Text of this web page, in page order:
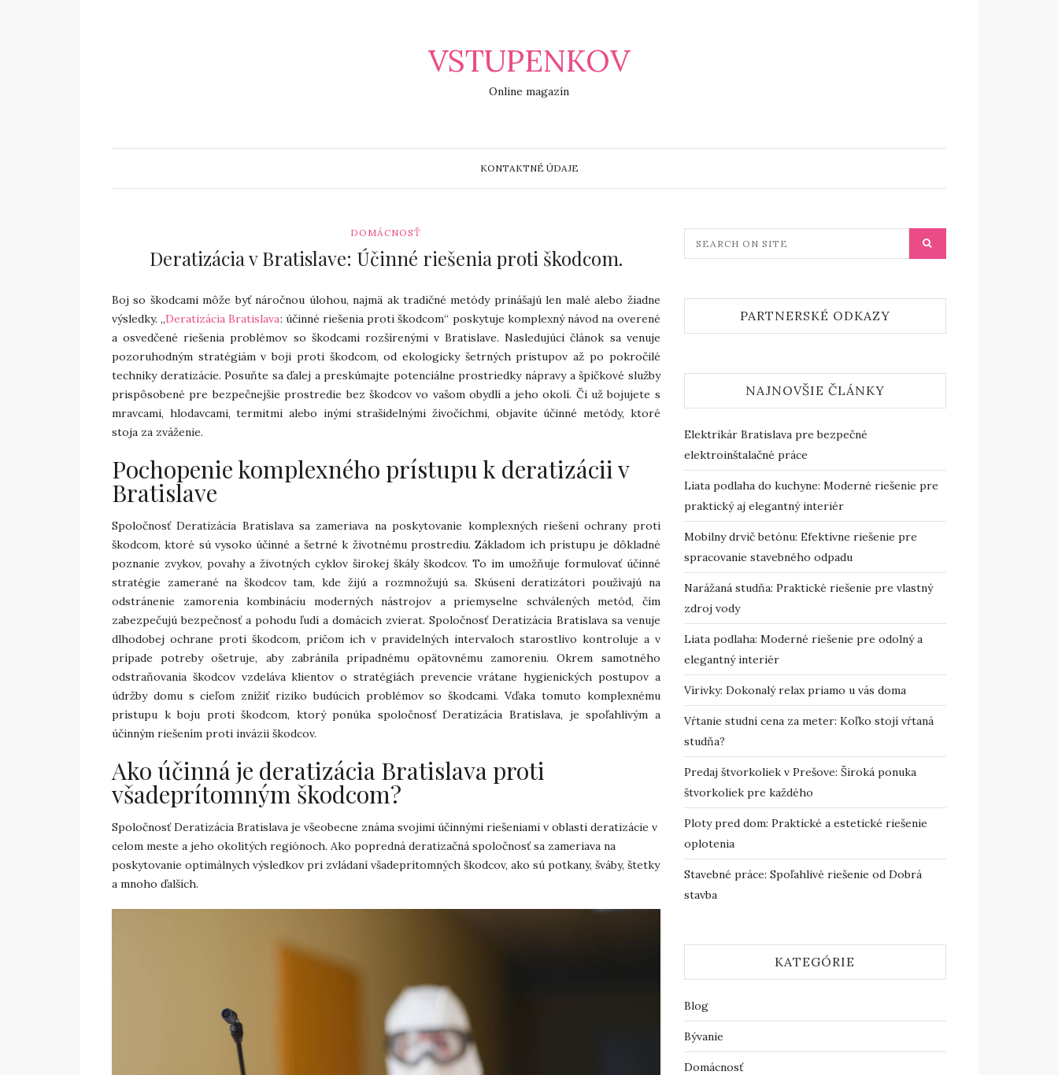
VSTUPENKOV
Online magazín
KONTAKTNÉ ÚDAJE
DOMÁCNOSŤ
Deratizácia v Bratislave: Účinné riešenia proti škodcom.
Boj so škodcami môže byť náročnou úlohou, najmä ak tradičné metódy prinášajú len malé alebo žiadne
výsledky. „Deratizácia Bratislava: účinné riešenia proti škodcom“ poskytuje komplexný návod na overené
a osvedčené riešenia problémov so škodcami rozšírenými v Bratislave. Nasledujúci článok sa venuje
pozoruhodným stratégiám v boji proti škodcom, od ekologicky šetrných prístupov až po pokročilé
techniky deratizácie. Posuňte sa ďalej a preskúmajte potenciálne prostriedky nápravy a špičkové služby
prispôsobené pre bezpečnejšie prostredie bez škodcov vo vašom obydlí a jeho okolí. Či už bojujete s
mravcami, hlodavcami, termitmi alebo inými strašidelnými živočíchmi, objavíte účinné metódy, ktoré
stoja za zváženie.
Pochopenie komplexného prístupu k deratizácii v
Bratislave
Spoločnosť Deratizácia Bratislava sa zameriava na poskytovanie komplexných riešení ochrany proti
škodcom, ktoré sú vysoko účinné a šetrné k životnému prostrediu. Základom ich prístupu je dôkladné
poznanie zvykov, povahy a životných cyklov širokej škály škodcov. To im umožňuje formulovať účinné
stratégie zamerané na škodcov tam, kde žijú a rozmnožujú sa. Skúsení deratizátori používajú na
odstránenie zamorenia kombináciu moderných nástrojov a priemyselne schválených metód, čím
zabezpečujú bezpečnosť a pohodu ľudí a domácich zvierat. Spoločnosť Deratizácia Bratislava sa venuje
dlhodobej ochrane proti škodcom, pričom ich v pravidelných intervaloch starostlivo kontroluje a v
prípade potreby ošetruje, aby zabránila prípadnému opätovnému zamoreniu. Okrem samotného
odstraňovania škodcov vzdeláva klientov o stratégiách prevencie vrátane hygienických postupov a
údržby domu s cieľom znížiť riziko budúcich problémov so škodcami. Vďaka tomuto komplexnému
prístupu k boju proti škodcom, ktorý ponúka spoločnosť Deratizácia Bratislava, je spoľahlivým a
účinným riešením proti invázii škodcov.
Ako účinná je deratizácia Bratislava proti
všadeprítomným škodcom?
Spoločnosť Deratizácia Bratislava je všeobecne známa svojimi účinnými riešeniami v oblasti deratizácie v
celom meste a jeho okolitých regiónoch. Ako popredná deratizačná spoločnosť sa zameriava na
poskytovanie optimálnych výsledkov pri zvládaní všadeprítomných škodcov, ako sú potkany, šváby, štetky
a mnoho ďalších.
PARTNERSKÉ ODKAZY
NAJNOVŠIE ČLÁNKY
Elektrikár Bratislava pre bezpečné
elektroinštalačné práce
Liata podlaha do kuchyne: Moderné riešenie pre
praktický aj elegantný interiér
Mobilny drvič betónu: Efektívne riešenie pre
spracovanie stavebného odpadu
Narážaná studňa: Praktické riešenie pre vlastný
zdroj vody
Liata podlaha: Moderné riešenie pre odolný a
elegantný interiér
Vírivky: Dokonalý relax priamo u vás doma
Vŕtanie studní cena za meter: Koľko stojí vŕtaná
studňa?
Predaj štvorkoliek v Prešove: Široká ponuka
štvorkoliek pre každého
Ploty pred dom: Praktické a estetické riešenie
oplotenia
Stavebné práce: Spoľahlivé riešenie od Dobrá
stavba
KATEGÓRIE
Blog
Bývanie
Domácnosť